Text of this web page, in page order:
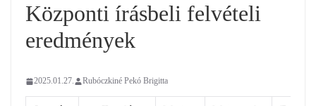
Központi írásbeli felvételi
eredmények
2025.01.27. Rubóczkiné Pekó Brigitta